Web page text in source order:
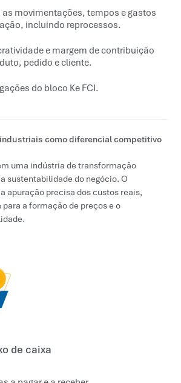
as movimentações, tempos e gastos
incluindo reprocessos.
e margem de contribuição
pedido e cliente.
do bloco Ke FCI.
como diferencial competitivo
uma indústria de transformação
sustentabilidade do negócio. O
apuração precisa dos custos reais,
a formação de preços e o
de caixa